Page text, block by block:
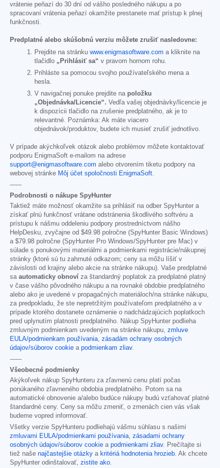
vrátenie peňazí do 30 dní od vášho posledného nákupu a po
spracovaní vrátenia peňazí okamžite prestanete mať prístup k plnej
funkčnosti.
Predplatné alebo skúšobnú verziu môžete zrušiť nasledovne:
Prejdite na stránku www.enigmasoftware.com a kliknite na
tlačidlo „Prihlásiť sa“ v pravom hornom rohu.
Prihláste sa pomocou svojho používateľského mena a
hesla.
V navigačnej ponuke prejdite na položku
„Objednávka/Licencie“. Vedľa vašej objednávky/licencie je
k dispozícii tlačidlo na zrušenie predplatného, ak je to
relevantné. Poznámka: Ak máte viacero
objednávok/produktov, budete ich musieť zrušiť jednotlivo.
V prípade akýchkoľvek otázok alebo problémov môžete kontaktovať
podporu EnigmaSoft e-mailom na adrese
support@enigmasoftware.com alebo otvorením tiketu podpory na
webovej stránke Môj účet spoločnosti EnigmaSoft.
------
Podrobnosti o nákupe SpyHunter
Taktiež máte možnosť okamžite sa prihlásiť na odber SpyHunter a
získať plnú funkčnosť vrátane odstránenia škodlivého softvéru a
prístupu k nášmu oddeleniu podpory prostredníctvom nášho
HelpDesku, zvyčajne od $49.98 polročne (SpyHunter Basic Windows)
a $79.98 polročne (SpyHunter Pro Windows/SpyHunter pre Mac) v
súlade s ponukovými materiálmi a podmienkami registrácie/nákupnej
stránky (ktoré sú tu zahrnuté odkazom; ceny sa môžu líšiť v
závislosti od krajiny alebo akcie na stránke nákupu). Vaše predplatné
sa automaticky obnoví za štandardný poplatok za predplatné platný
v čase vášho pôvodného nákupu a na rovnaké obdobie predplatného
alebo ako je uvedené v propagačných materiáloch/na stránke nákupu,
za predpokladu, že ste nepretržitým používateľom predplatného a v
prípade ktorého dostanete oznámenie o nadchádzajúcich poplatkoch
pred uplynutím platnosti predplatného. Nákup SpyHunter podlieha
zmluvným podmienkam uvedeným na stránke nákupu, zmluve
EULA/podmienkam používania, zásadám ochrany osobných
údajov/súborov cookie a podmienkam zliav.
------
Všeobecné podmienky
Akýkoľvek nákup SpyHunteru za zľavnenú cenu platí počas
ponúkaného zľavneného obdobia predplatného. Potom sa na
automatické obnovenie a/alebo budúce nákupy budú vzťahovať platné
štandardné ceny. Ceny sa môžu zmeniť, o zmenách cien vás však
budeme vopred informovať.
Všetky verzie SpyHunteru podliehajú vášmu súhlasu s našimi
zmluvami EULA/podmienkami používania, zásadami ochrany
osobných údajov/súborov cookie a podmienkami zliav. Prečítajte si
tiež naše najčastejšie otázky a kritériá hodnotenia hrozieb. Ak chcete
SpyHunter odinštalovať, zistite ako.